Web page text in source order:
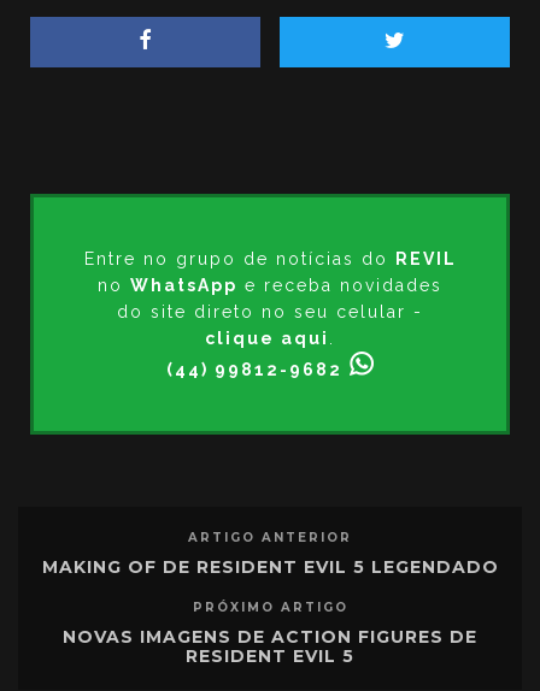
Entre no grupo de notícias do
REVIL
no WhatsApp e receba novidades
do site direto no seu celular -
clique aqui
(44) 99812-9682
ARTIGO ANTERIOR
MAKING OF DE RESIDENT EVIL 5 LEGENDADO
PRÓXIMO ARTIGO
NOVAS IMAGENS DE ACTION FIGURES DE
RESIDENT EVIL 5